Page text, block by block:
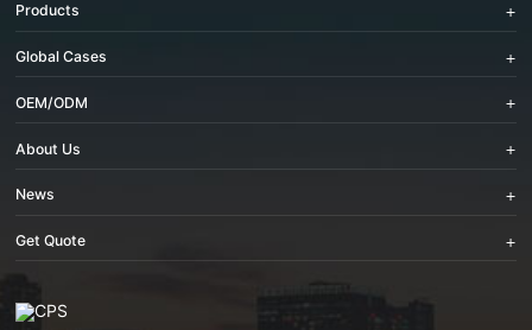
Products
Global Cases
OEM/ODM
About Us
News
Get Quote